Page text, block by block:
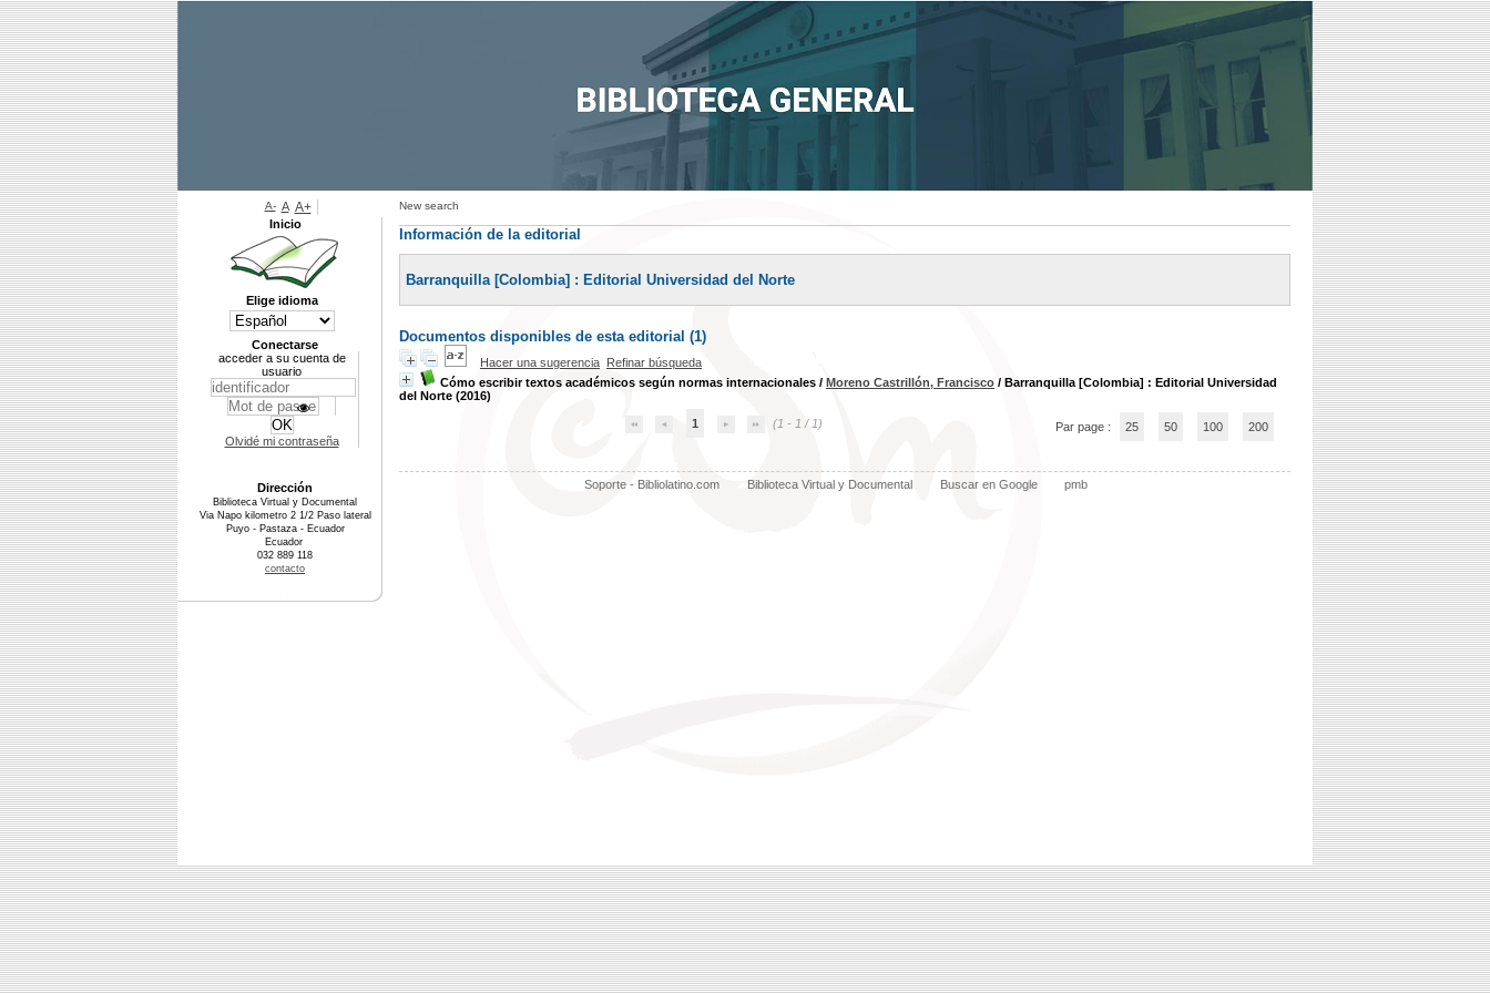
New search
Información de la editorial
Barranquilla [Colombia] : Editorial Universidad del Norte
Documentos disponibles de esta editorial (1)
Hacer una sugerencia Refinar búsqueda
Cómo escribir textos académicos según normas internacionales / Moreno Castrillón, Francisco / Barranquilla [Colombia] : Editorial Universidad
del Norte (2016)
1 (1 - 1 / 1) Par page : 25 50 100 200
Soporte - Bibliolatino.com Biblioteca Virtual y Documental Buscar en Google pmb
A- A A+
Inicio
Elige idioma
Conectarse
acceder a su cuenta de
usuario
Olvidé mi contraseña
Dirección
Biblioteca Virtual y Documental
Via Napo kilometro 2 1/2 Paso lateral
Puyo - Pastaza - Ecuador
Ecuador
032 889 118
contacto